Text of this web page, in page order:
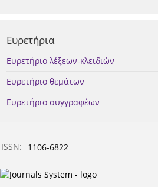
Ευρετήρια
Ευρετήριο λέξεων-κλειδιών
Ευρετήριο θεμάτων
Ευρετήριο συγγραφέων
ISSN: 1106-6822